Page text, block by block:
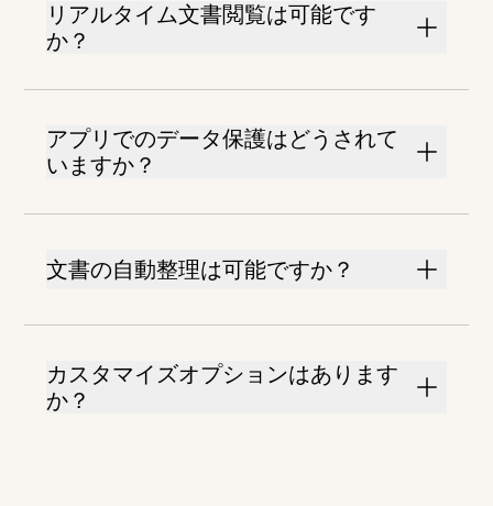
リアルタイム文書閲覧は可能です
か？
アプリでのデータ保護はどうされて
いますか？
文書の自動整理は可能ですか？
カスタマイズオプションはあります
か？